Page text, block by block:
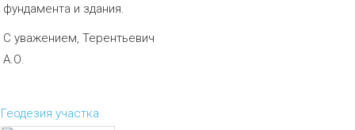
фундамента и здания.
С уважением, Терентьевич
А.О.
Геодезия участка